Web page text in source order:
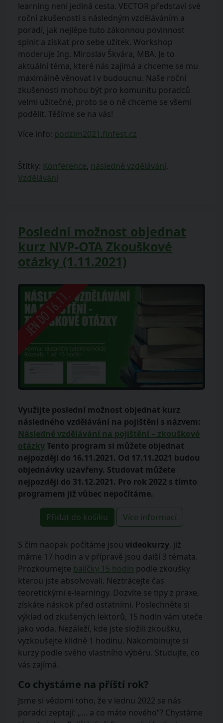
learning není jediná cesta. VECTOR představí své
roční zkušenosti s následným vzděláváním a
poradí, jak nejlépe tuto zákonnou povinnost
splnit a získat pro sebe užitek. Workshop
moderuje Ing. Miroslav Škvára, MBA. Je to
aktuální téma, které nás zajímá a chceme se mu
maximálně věnovat i v budoucnu. Naše roční
zkušenosti mohou být pro komunitu poradců
velmi užitečné, proto se o ně chceme se všemi
podělit. Těšíme se na vás!
Více info: podzim2021.finfest.cz
Štítky: Konference, následné vzdělávání,
Vzdělávání
Poslední možnost objednat
kurz NVP-OTA Zkouškové
otázky (1.11.2021)
Využijte poslední možnost objednat kurz
následného vzdělávání na pojištění s názvem:
Následné vzdělávání na pojištění – zkouškové
otázky Tento program si můžete objednat
nejpozději do 16.11.2021. Od 17.11.2021 budou
objednávky uzavřeny. Studovat můžete
nejpozději do 31.12.2021. Pro rok 2022 s tímto
programem již vůbec nepočítáme.
Přidat do košíku Více informací
S čím naopak počítáme jsou videokurzy, již
máme 17 hodin a v přípravě jsou další 3 témata.
Prozkoumejte balíčky 15 hodin podle zkoušky
kterou jste absolvovali. Neztrácejte čas
teoretickými e-learningy. Dozvíte se tipy z praxe,
získáte náskok před ostatními. Poslechněte si
výklad od zkušených lektorů, 15 hodin vám uteče
jako voda. Nezáleží, kde jste složili zkoušku,
vyzkoušejte klidně 1 hodinu. Nakombinujte si
kurzy podle svého vlastního výběru. Studujte, co
vás zajímá.
Co chystáme na příští rok?
Jsme si vědomi toho, že v lednu 2022 se nás
poradci zeptají: „… a co máte nového“? Chystáme